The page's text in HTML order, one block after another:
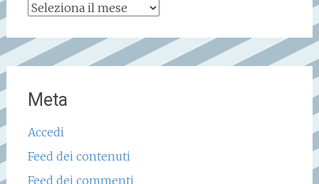
Archivio
Meta
Accedi
Feed dei contenuti
Feed dei commenti